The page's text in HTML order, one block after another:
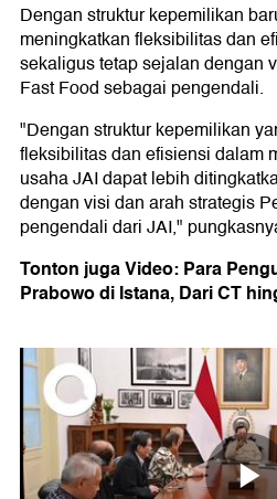
Dengan struktur kepemilikan
meningkatkan fleksibilitas dan
sekaligus tetap sejalan dengan
Fast Food sebagai pengendali.
"Dengan struktur kepemilikan
fleksibilitas dan efisiensi dalam
usaha JAI dapat lebih
dengan visi dan arah strategis
pengendali dari JAI,"
Tonton juga Video: Para
Prabowo di Istana, Dari CT